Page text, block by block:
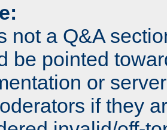
not a Q&A
be pointed
or
if they